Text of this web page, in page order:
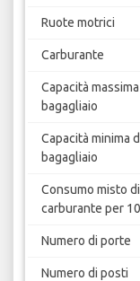
Ruote motrici
Carburante
Capacità
bagagliaio
Capacità minima
bagagliaio
Consumo misto di
carburante per
Numero di porte
Numero di posti